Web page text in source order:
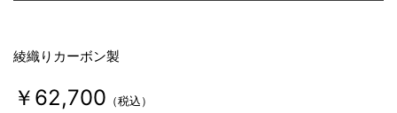
綾織りカーボン製
￥62,700 （税込）